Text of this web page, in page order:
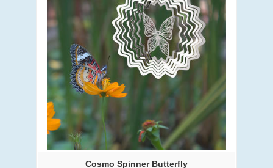
Cosmo Spinner Butterfly